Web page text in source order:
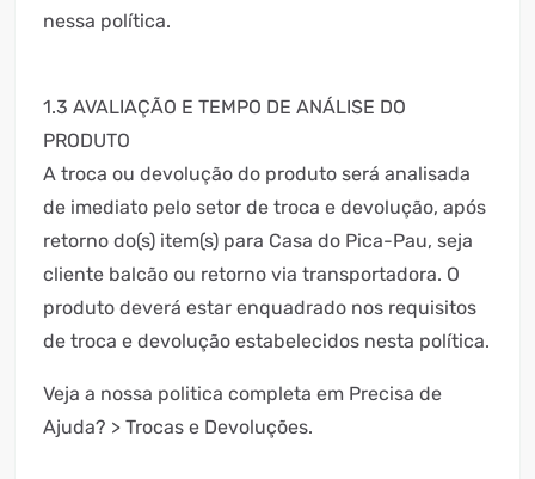
nessa política.
1.3 AVALIAÇÃO E TEMPO DE ANÁLISE DO
PRODUTO
A troca ou devolução do produto será analisada
de imediato pelo setor de troca e devolução, após
retorno do(s) item(s) para Casa do Pica-Pau, seja
cliente balcão ou retorno via transportadora. O
produto deverá estar enquadrado nos requisitos
de troca e devolução estabelecidos nesta política.
Veja a nossa politica completa em Precisa de
Ajuda? > Trocas e Devoluções.